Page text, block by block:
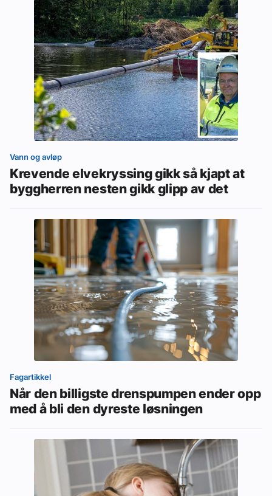
Vann og avløp
Krevende elvekryssing gikk så kjapt at
byggherren nesten gikk glipp av det
Fagartikkel
Når den billigste drenspumpen ender opp
med å bli den dyreste løsningen